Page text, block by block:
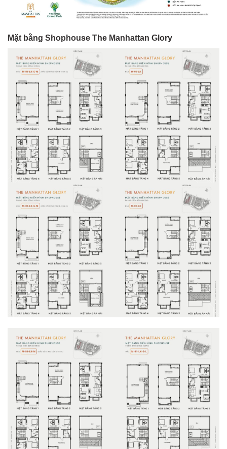
Mặt bằng Shophouse The Manhattan Glory